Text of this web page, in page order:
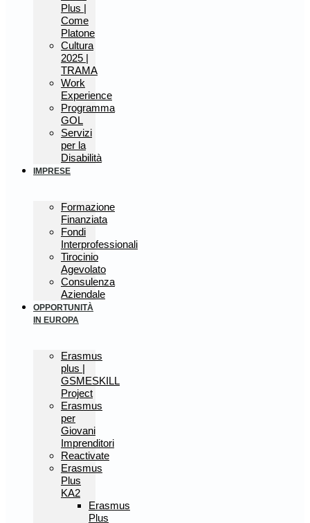
Plus |
Come
Platone
Cultura
2025 |
TRAMA
Work
Experience
Programma
GOL
Servizi
per la
Disabilità
IMPRESE
Formazione
Finanziata
Fondi
Interprofessionali
Tirocinio
Agevolato
Consulenza
Aziendale
OPPORTUNITÀ
IN EUROPA
Erasmus
plus |
GSMESKILL
Project
Erasmus
per
Giovani
Imprenditori
Reactivate
Erasmus
Plus
KA2
Erasmus
Plus